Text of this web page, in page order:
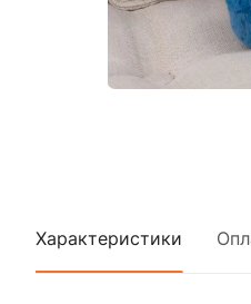
Характеристики